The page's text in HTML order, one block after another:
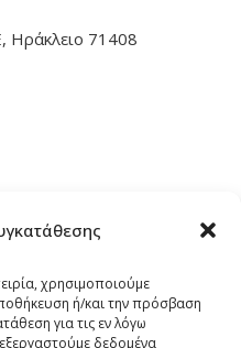
χρησιμοποιούμε
ή/και την πρόσβαση
για τις εν λόγω
δεδομένα
Ηράκλειο 71408
84400